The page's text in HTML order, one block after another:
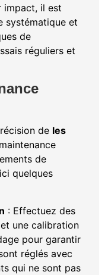
impact, il est
systématique et
de
réguliers et
de les
de
quelques
: Effectuez des
une calibration
pour garantir
réglés avec
qui ne sont pas